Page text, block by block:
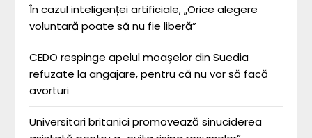
În cazul inteligenței artificiale, „Orice alegere
voluntară poate să nu fie liberă”
CEDO respinge apelul moașelor din Suedia
refuzate la angajare, pentru că nu vor să facă
avorturi
Universitari britanici promovează sinuciderea